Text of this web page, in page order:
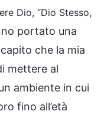
Dio, “Dio Stesso,
portato una
che la mia
mettere al
ambiente in cui
fino all’età